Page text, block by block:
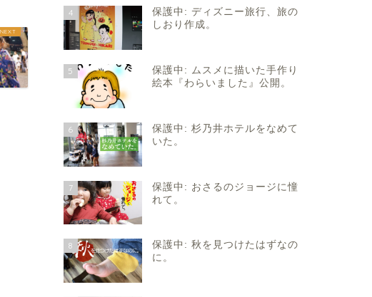
4
保護中: ディズニー旅行、旅の
しおり作成。
5
保護中: ムスメに描いた手作り
絵本『わらいました』公開。
6
保護中: 杉乃井ホテルをなめて
いた。
7
保護中: おさるのジョージに憧
れて。
8
保護中: 秋を見つけたはずなの
に。